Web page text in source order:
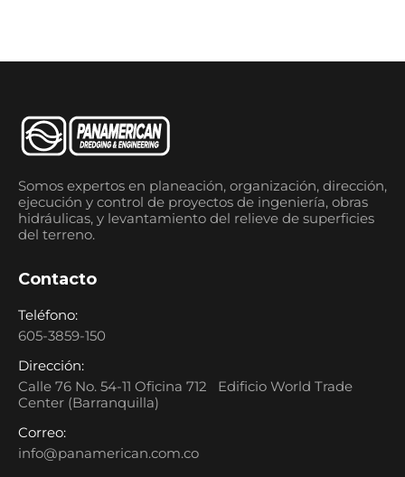
Somos expertos en planeación, organización, dirección,
ejecución y control de proyectos de ingeniería, obras
hidráulicas, y levantamiento del relieve de superficies
del terreno.
Contacto
Teléfono:
605-3859-150
Dirección:
Calle 76 No. 54-11 Oficina 712 Edificio World Trade
Center (Barranquilla)
Correo:
info@panamerican.com.co